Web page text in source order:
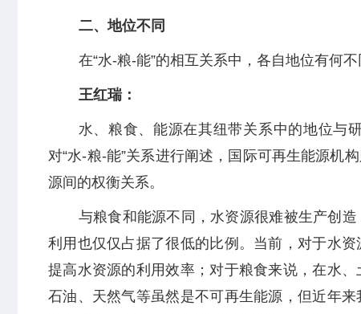
二、地位不同
在“水-粮-能”的相互关系中，各自地位有何不
王红瑞：
水、粮食、能源在其纽带关系中的地位与
对“水-粮-能”关系进行阐述，国际可再生能源机
源间的权衡关系。
与粮食和能源不同，水资源很难被生产创
利用也仅仅占据了很低的比例。当前，对于水
提高水资源的利用效率；对于粮食来说，在水
石油、天然气等虽然是不可再生能源，但近年